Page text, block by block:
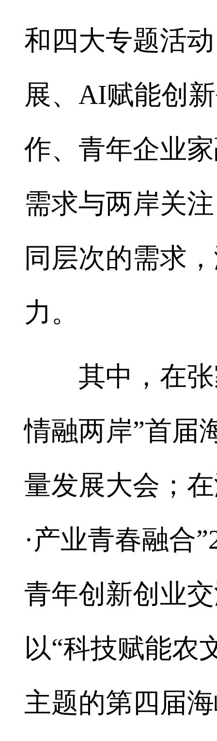
和四大专题活
展、AI赋能创
作、青年企业
需求与两岸关
同层次的需求
力。
其中，在张
情融两岸”首届
量发展大会；
·产业青春融合
青年创新创业
以“科技赋能农
主题的第四届